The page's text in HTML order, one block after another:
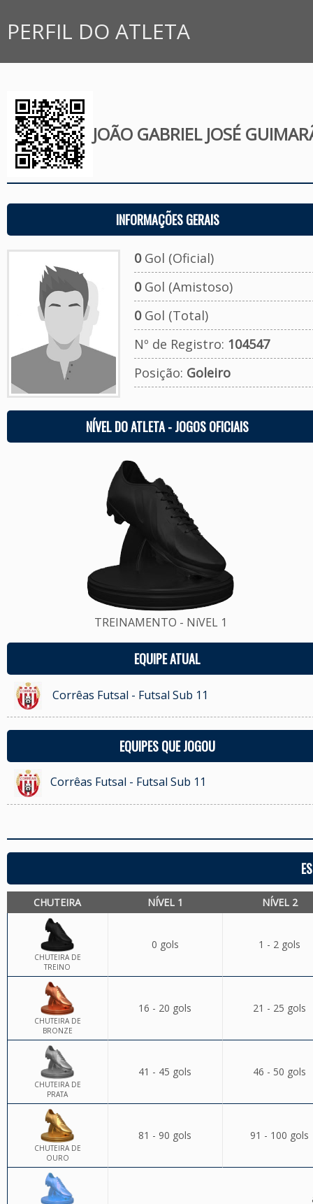
PERFIL DO ATLETA
JOÃO GABRIEL JOSÉ
INFORMAÇÕES GERAIS
0Gol (Oficial)
0Gol (Amistoso)
0Gol (Total)
Nº de Registro: 104547
Posição: Goleiro
NÍVEL DO ATLETA - JOGOS OFICIAIS
TREINAMENTO - NíVEL 1
EQUIPE ATUAL
Corrêas Futsal - Futsal Sub 11
EQUIPES QUE JOGOU
Corrêas Futsal - Futsal Sub 11
CHUTEIRA NÍVEL 1 NÍVEL 2
CHUTEIRA DE
TREINO
0 gols 1 - 2 gols
CHUTEIRA DE
BRONZE
16 - 20 gols 21 - 25 gols
CHUTEIRA DE
PRATA
41 - 45 gols 46 - 50 gols
CHUTEIRA DE
OURO
81 - 90 gols 91 - 100 gols